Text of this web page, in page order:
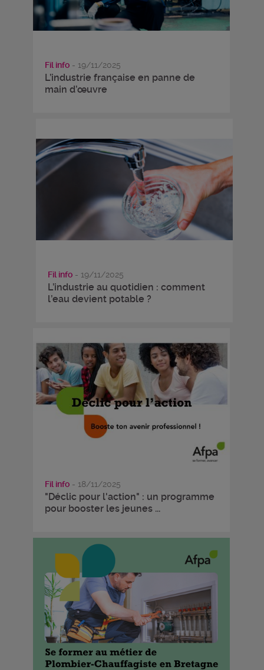
Fil info - 19/11/2025
L’industrie française en panne de
main d’œuvre
Fil info - 19/11/2025
L’industrie au quotidien : comment
l’eau devient potable ?
Fil info - 18/11/2025
"Déclic pour l'action" : un programme
pour booster les jeunes ...